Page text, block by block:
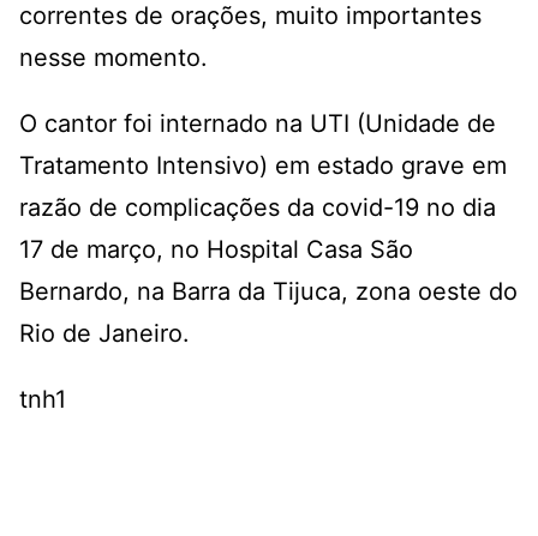
correntes de orações, muito importantes
nesse momento.
O cantor foi internado na UTI (Unidade de
Tratamento Intensivo) em estado grave em
razão de complicações da covid-19 no dia
17 de março, no Hospital Casa São
Bernardo, na Barra da Tijuca, zona oeste do
Rio de Janeiro.
tnh1